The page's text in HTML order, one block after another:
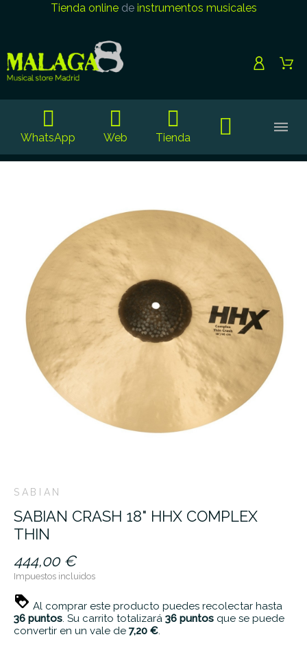
Tienda onlinede instrumentos musicales
WhatsApp Web Tienda
SABIAN
SABIAN CRASH 18" HHX COMPLEX
THIN
444,00 €
Impuestos incluidos
Al comprar este producto puedes recolectar hasta
36 puntos. Su carrito totalizará 36 puntos que se puede
convertir en un vale de 7,20 €.